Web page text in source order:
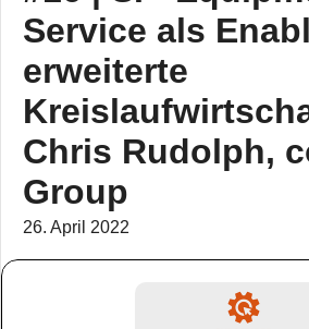
Service als
erweiterte
Chris Rudolph,
Group
26. April 2022